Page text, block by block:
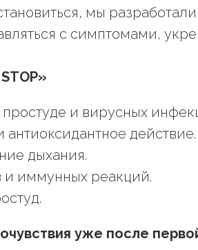
мы
с симптомами,
и вирусных
действие.
дыхания.
и иммунных реакций.
уже после